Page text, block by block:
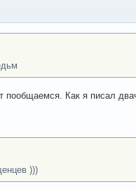
пообщаемся. Как я писал
)))